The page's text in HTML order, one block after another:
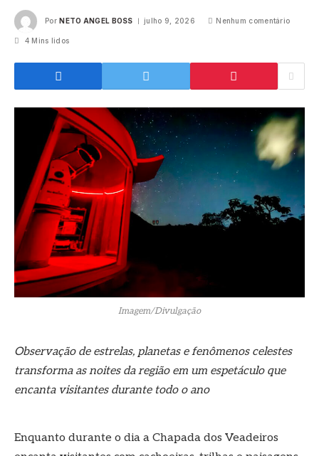
Por NETO ANGEL BOSS julho 9, 2026 Nenhum comentário
4 Mins lidos
Imagem/Divulgação
Observação de estrelas, planetas e fenômenos celestes
transforma as noites da região em um espetáculo que
encanta visitantes durante todo o ano
Enquanto durante o dia a Chapada dos Veadeiros